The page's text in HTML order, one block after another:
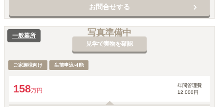
お問合せする
写真準備中
見学で実物を確認
一般墓所
ご家族様向け 生前申込可能
158万円
年間管理費
12,000円